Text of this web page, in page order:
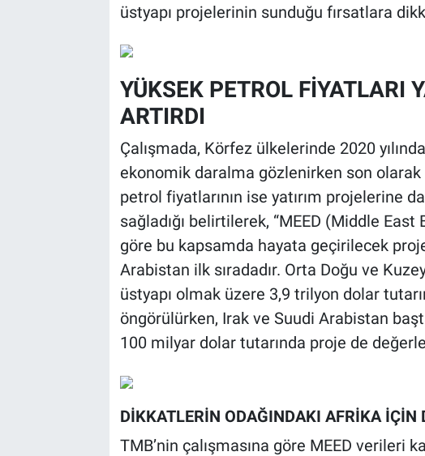
üstyapı projelerinin sunduğu fırsatlara
YÜKSEK PETROL FİYATLARI
ARTIRDI
Çalışmada, Körfez ülkelerinde 2020
ekonomik daralma gözlenirken son olarak
petrol fiyatlarının ise yatırım projelerine
sağladığı belirtilerek, “MEED (Middle
göre bu kapsamda hayata geçirilecek
Arabistan ilk sıradadır. Orta Doğu ve
üstyapı olmak üzere 3,9 trilyon dolar
öngörülürken, Irak ve Suudi Arabistan
100 milyar dolar tutarında proje de
DİKKATLERİN ODAĞINDAKI AFRİKA İÇİN
TMB’nin çalışmasına göre MEED verileri